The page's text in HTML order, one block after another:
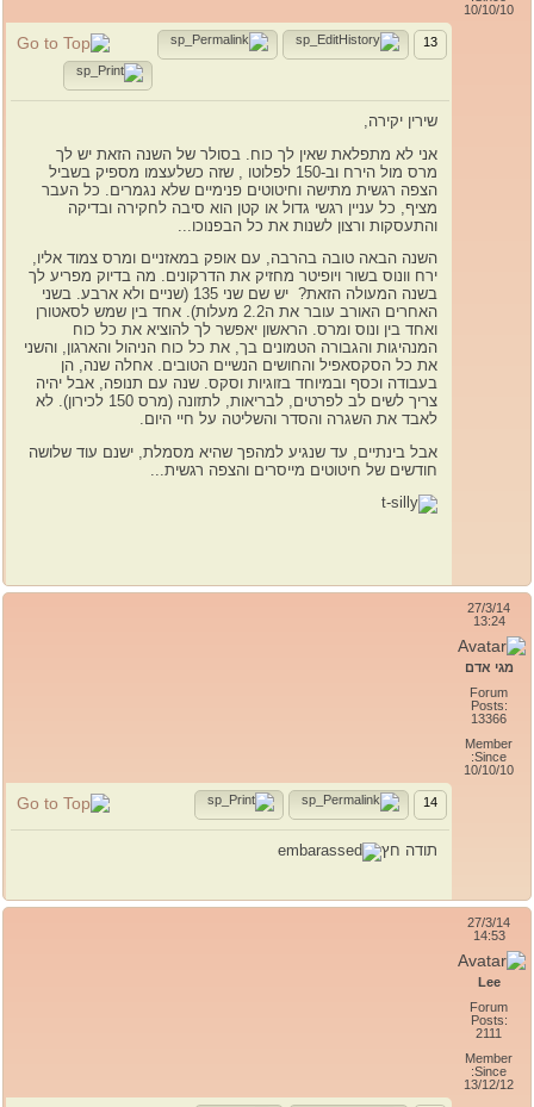
10/10/10
13
שירין יקירה,
אני לא מתפלאת שאין לך כוח. בסולר של השנה הזאת יש לך
מרס מול הירח וב-150 לפלוטו , שזה כשלעצמו מספיק בשביל
הצפה רגשית מתישה וחיטוטים פנימיים שלא נגמרים. כל העבר
מציף, כל עניין רגשי גדול או קטן הוא סיבה לחקירה ובדיקה
והתעסקות ורצון לשנות את כל הבפנוכו...
השנה הבאה טובה בהרבה, עם אופק במאזניים ומרס צמוד אליו,
ירח וונוס בשור ויופיטר מחזיק את הדרקונים. מה בדיוק מפריע לך
בשנה המעולה הזאת? יש שם שני 135 (שניים ולא ארבע. בשני
האחרים האורב עובר את ה2.2 מעלות). אחד בין שמש לסאטורן
ואחד בין ונוס ומרס. הראשון יאפשר לך להוציא את כל כוח
המנהיגות והגבורה הטמונים בך, את כל כוח הניהול והארגון, והשני
את כל הסקסאפיל והחושים הנשיים הטובים. אחלה שנה, הן
בעבודה וכסף ובמיוחד בזוגיות וסקס. שנה עם תנופה, אבל יהיה
צריך לשים לב לפרטים, לבריאות, לתזונה (מרס 150 לכירון). לא
לאבד את השגרה והסדר והשליטה על חיי היום.
אבל בינתיים, עד שנגיע למהפך שהיא מסמלת, ישנם עוד שלושה
חודשים של חיטוטים מייסרים והצפה רגשית...
27/3/14
13:24
מגי אדם
Forum
Posts:
13366
Member
Since:
10/10/10
14
תודה חץ
27/3/14
14:53
Lee
Forum
Posts:
2111
Member
Since:
13/12/12